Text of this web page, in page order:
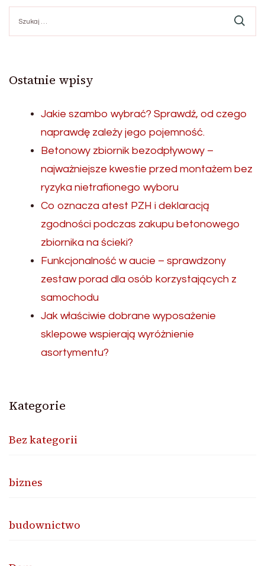
Ostatnie wpisy
Jakie szambo wybrać? Sprawdź, od czego
naprawdę zależy jego pojemność.
Betonowy zbiornik bezodpływowy –
najważniejsze kwestie przed montażem bez
ryzyka nietrafionego wyboru
Co oznacza atest PZH i deklaracją
zgodności podczas zakupu betonowego
zbiornika na ścieki?
Funkcjonalność w aucie – sprawdzony
zestaw porad dla osób korzystających z
samochodu
Jak właściwie dobrane wyposażenie
sklepowe wspierają wyróżnienie
asortymentu?
Kategorie
Bez kategorii
biznes
budownictwo